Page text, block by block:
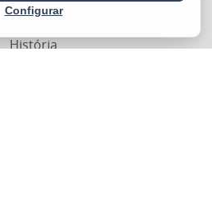
História
Configurar